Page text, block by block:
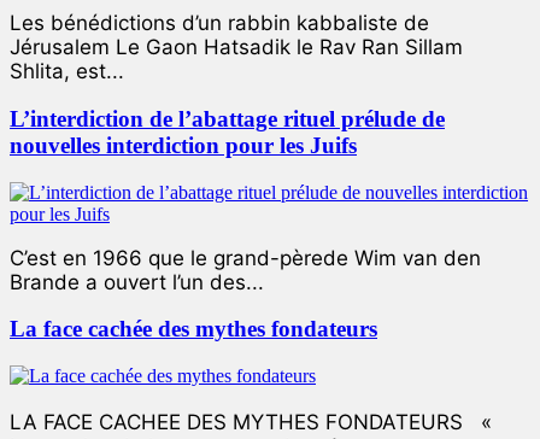
Les bénédictions d’un rabbin kabbaliste de
Jérusalem Le Gaon Hatsadik le Rav Ran Sillam
Shlita, est...
L’interdiction de l’abattage rituel prélude de
nouvelles interdiction pour les Juifs
C’est en 1966 que le grand-pèrede Wim van den
Brande a ouvert l’un des...
La face cachée des mythes fondateurs
LA FACE CACHEE DES MYTHES FONDATEURS «